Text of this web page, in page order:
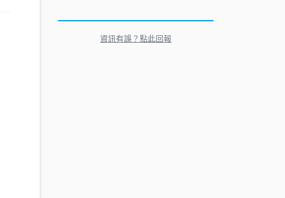
資訊有誤？點此回報